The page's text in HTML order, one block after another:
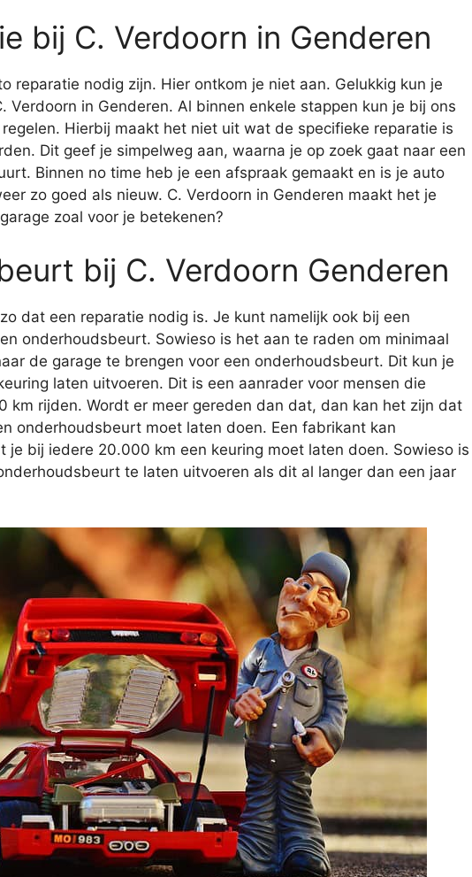
bij C. Verdoorn in Genderen
reparatie nodig zijn. Hier ontkom je niet aan. Gelukkig kun je
Verdoorn in Genderen. Al binnen enkele stappen kun je bij ons
Hierbij maakt het niet uit wat de specifieke reparatie is
Dit geef je simpelweg aan, waarna je op zoek gaat naar een
Binnen no time heb je een afspraak gemaakt en is je auto
zo goed als nieuw. C. Verdoorn in Genderen maakt het je
zoal voor je betekenen?
bij C. Verdoorn Genderen
dat een reparatie nodig is. Je kunt namelijk ook bij een
onderhoudsbeurt. Sowieso is het aan te raden om minimaal
de garage te brengen voor een onderhoudsbeurt. Dit kun je
laten uitvoeren. Dit is een aanrader voor mensen die
km rijden. Wordt er meer gereden dan dat, dan kan het zijn dat
onderhoudsbeurt moet laten doen. Een fabrikant kan
je bij iedere 20.000 km een keuring moet laten doen. Sowieso is
te laten uitvoeren als dit al langer dan een jaar